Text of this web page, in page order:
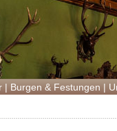
| Burgen & Festungen |